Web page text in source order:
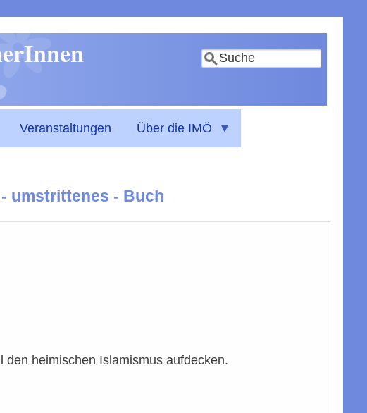
Suche
Veranstaltungen Über die IMÖ
umstrittenes - Buch
heimischen Islamismus aufdecken.